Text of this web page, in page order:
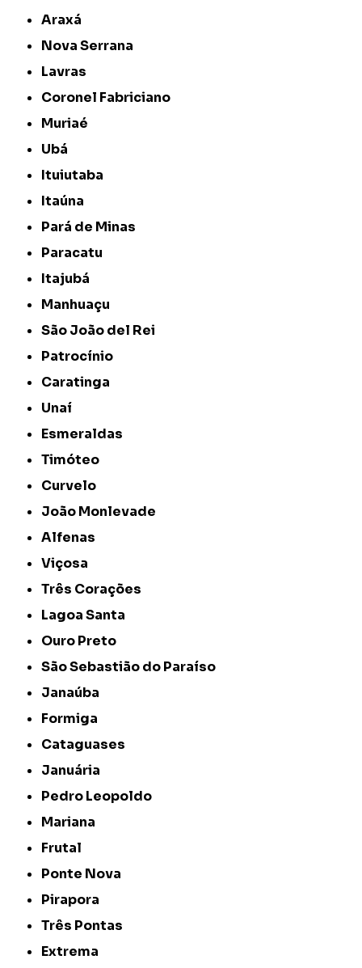
Araxá
Nova Serrana
Lavras
Coronel Fabriciano
Muriaé
Ubá
Ituiutaba
Itaúna
Pará de Minas
Paracatu
Itajubá
Manhuaçu
São João del Rei
Patrocínio
Caratinga
Unaí
Esmeraldas
Timóteo
Curvelo
João Monlevade
Alfenas
Viçosa
Três Corações
Lagoa Santa
Ouro Preto
São Sebastião do Paraíso
Janaúba
Formiga
Cataguases
Januária
Pedro Leopoldo
Mariana
Frutal
Ponte Nova
Pirapora
Três Pontas
Extrema